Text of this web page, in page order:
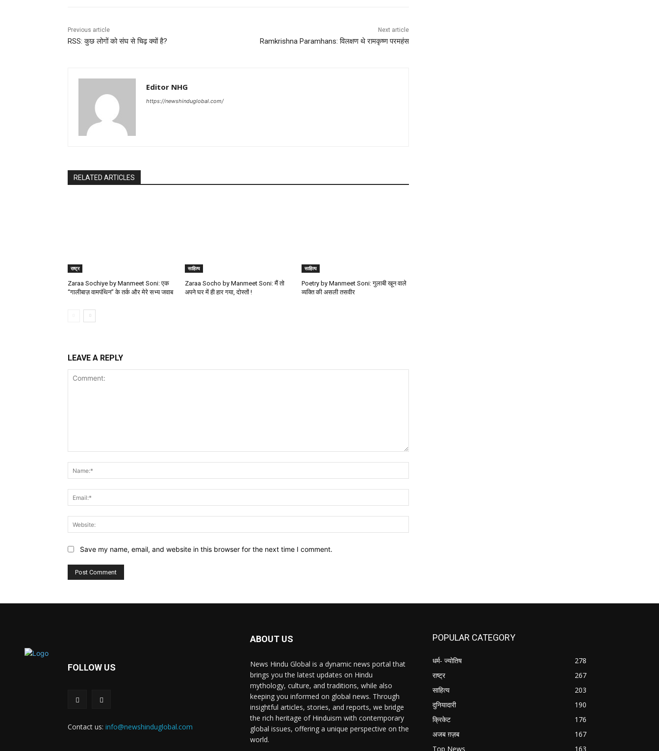
Previous article
RSS: कुछ लोगों को संघ से चिढ़ क्यों है?
Next article
Ramkrishna Paramhans: विलक्षण थे रामकृष्ण परमहंस
Editor NHG
https://newshinduglobal.com/
RELATED ARTICLES
राष्ट्र
Zaraa Sochiye by Manmeet Soni: एक
“गालीबाज़ वामपंथिन” के तर्क और मेरे सभ्य जवाब
साहित्य
Zaraa Socho by Manmeet Soni: मैं तो
अपने घर में ही हार गया, दोस्तों !
साहित्य
Poetry by Manmeet Soni: गुलाबी खून वाले
व्यक्ति की असली तसवीर
LEAVE A REPLY
Save my name, email, and website in this browser for the next time I comment.
FOLLOW US
Contact us: info@newshinduglobal.com
ABOUT US
News Hindu Global is a dynamic news portal that
brings you the latest updates on Hindu
mythology, culture, and traditions, while also
keeping you informed on global news. Through
insightful articles, stories, and reports, we bridge
the rich heritage of Hinduism with contemporary
global issues, offering a unique perspective on the
world.
POPULAR CATEGORY
धर्म- ज्योतिष
278
राष्ट्र
267
साहित्य
203
दुनियादारी
190
क्रिकेट
176
अजब ग़ज़ब
167
Top News
163